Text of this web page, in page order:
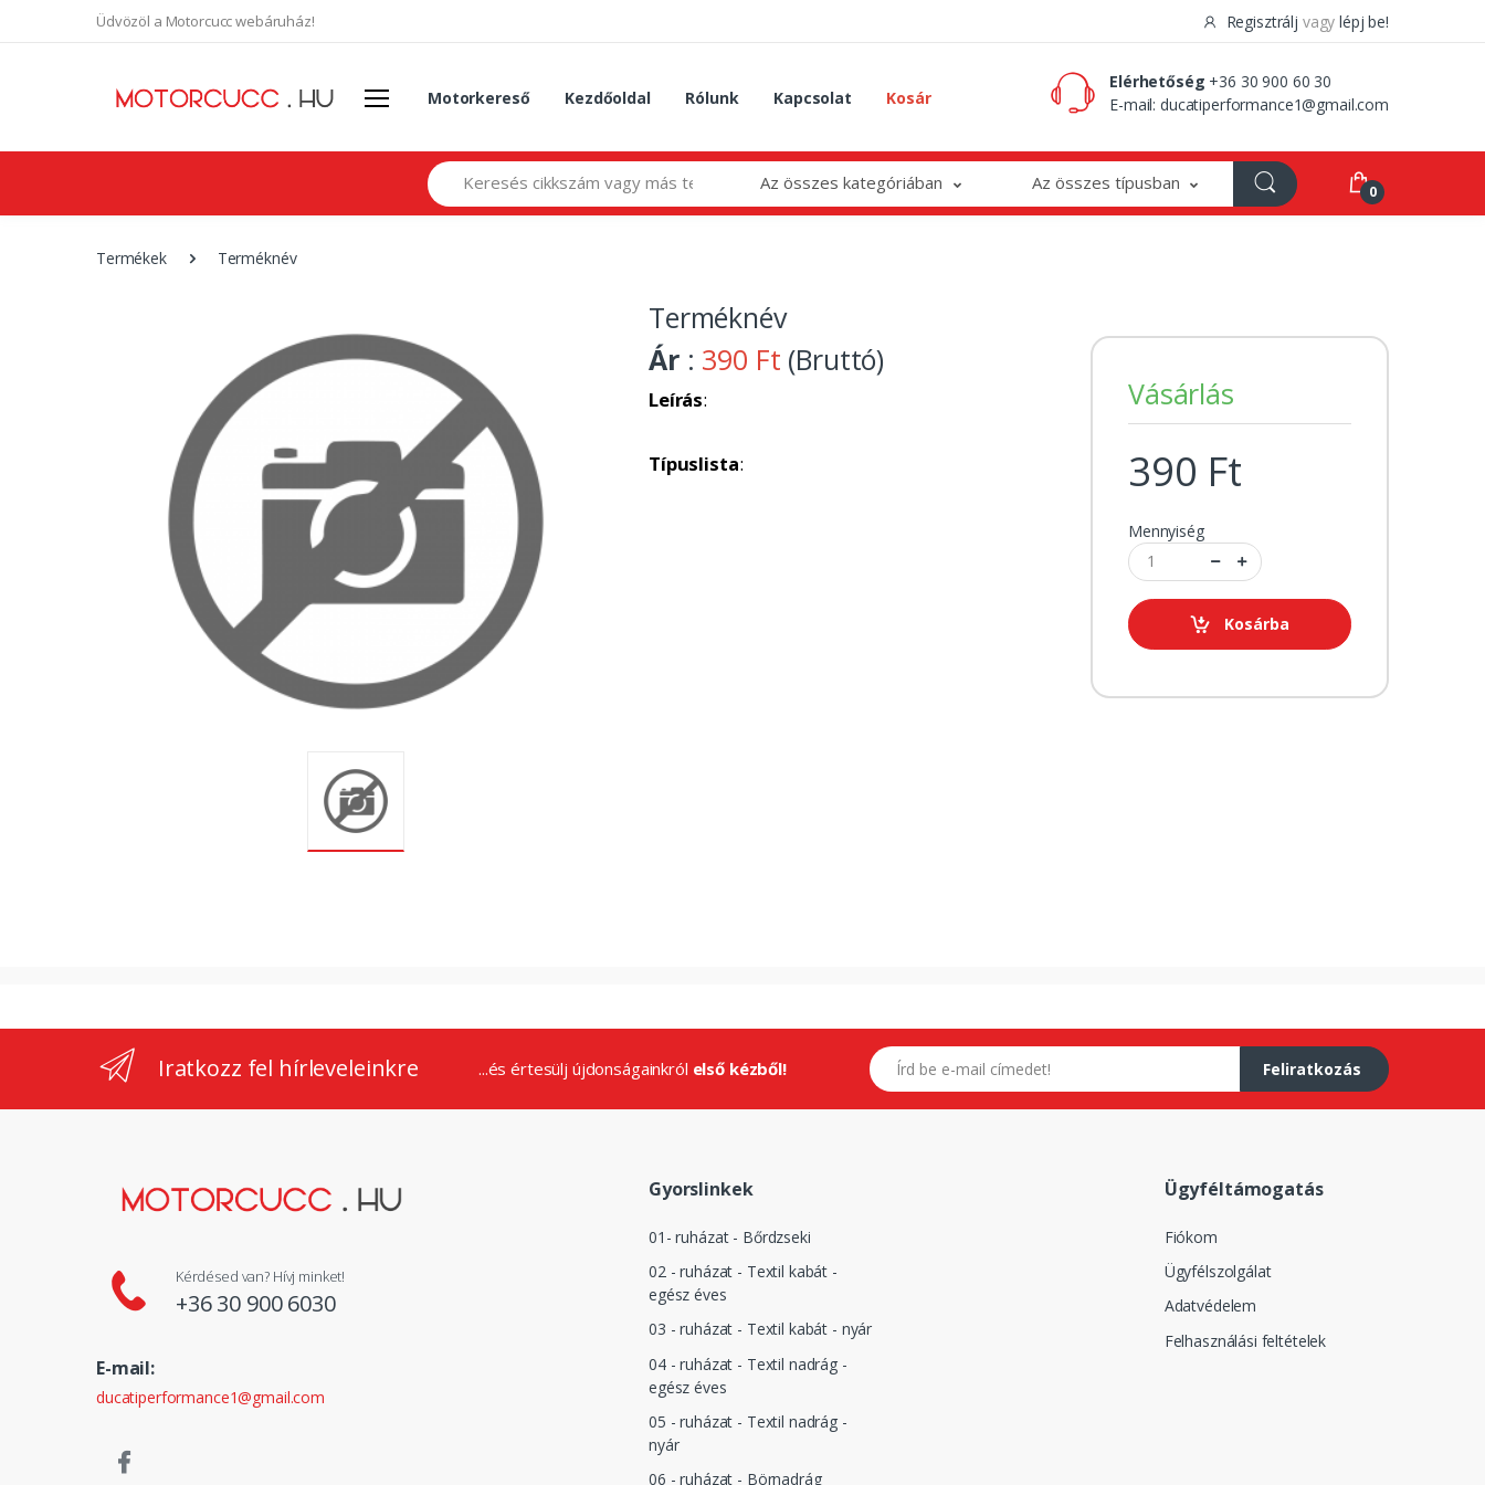
Üdvözöl a Motorcucc webáruház! Regisztrálj vagy lépj be!
Motorkereső Kezdőoldal Rólunk Kapcsolat Kosár
Elérhetőség +36 30 900 60 30
E-mail:ducatiperformance1@gmail.com
Search Az összes kategóriában Az összes típusban 0
Termékek Terméknév
Terméknév
Ár : 390 Ft (Bruttó)
Leírás:
Típuslista:
Vásárlás
390 Ft
Mennyiség
Kosárba
Iratkozz fel hírleveleinkre ...és értesülj újdonságainkról első kézből!
E-mail címed
Feliratkozás
Kérdésed van? Hívj minket!
+36 30 900 6030
E-mail:
ducatiperformance1@gmail.com
Gyorslinkek
01- ruházat - Bőrdzseki
02 - ruházat - Textil kabát -
egész éves
03 - ruházat - Textil kabát - nyár
04 - ruházat - Textil nadrág -
egész éves
05 - ruházat - Textil nadrág -
nyár
06 - ruházat - Börnadrág
Ügyféltámogatás
Fiókom
Ügyfélszolgálat
Adatvédelem
Felhasználási feltételek